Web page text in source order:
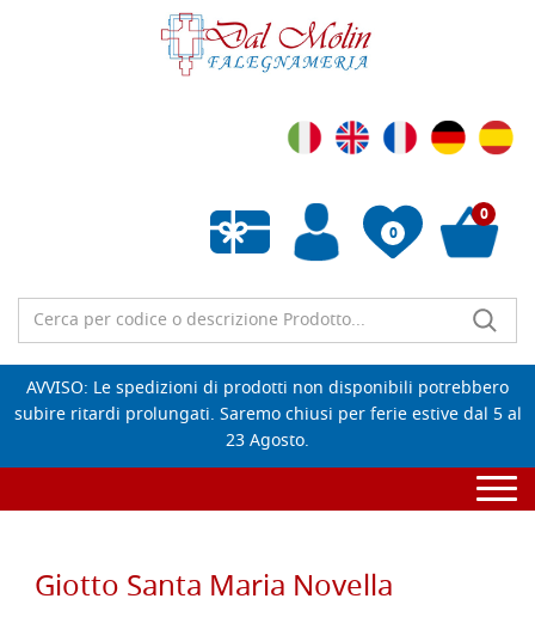
0
Wishlist vuota
0
AVVISO: Le spedizioni di prodotti non disponibili potrebbero
subire ritardi prolungati. Saremo chiusi per ferie estive dal 5 al
23 Agosto.
Giotto Santa Maria Novella